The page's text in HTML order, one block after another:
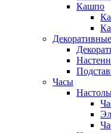
Кашпо
Часы